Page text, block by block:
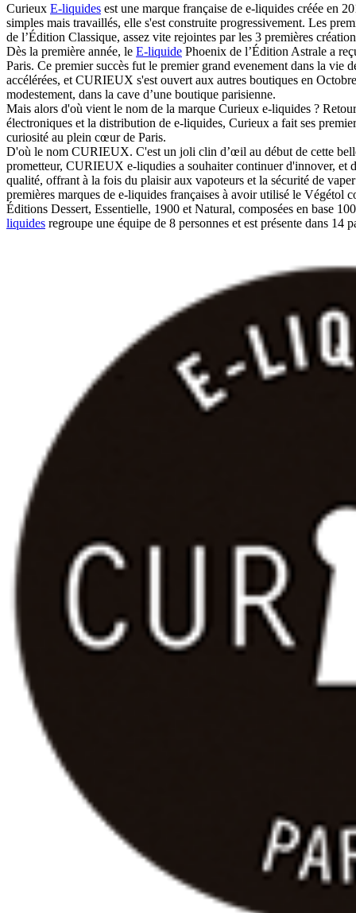
Curieux E-liquides est une marque française de e-liquides créée en
simples mais travaillés, elle s'est construite progressivement. Les
de l’Édition Classique, assez vite rejointes par les 3 premières
Dès la première année, le E-liquide Phoenix de l’Édition Astrale a
Paris. Ce premier succès fut le premier grand evenement dans la vie
accélérées, et CURIEUX s'est ouvert aux autres boutiques en
modestement, dans la cave d’une boutique parisienne.
Mais alors d'où vient le nom de la marque Curieux e-liquides ?
électroniques et la distribution de e-liquides, Curieux a fait ses
curiosité au plein cœur de Paris.
D'où le nom CURIEUX. C'est un joli clin d’œil au début de cette
prometteur, CURIEUX e-liqudies a souhaiter continuer d'innover, et
qualité, offrant à la fois du plaisir aux vapoteurs et la sécurité de
premières marques de e-liquides françaises à avoir utilisé le Végétol
Éditions Dessert, Essentielle, 1900 et Natural, composées en base
liquides regroupe une équipe de 8 personnes et est présente dans 14